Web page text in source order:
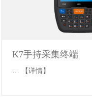
K7手持采集终端
… 【详情】